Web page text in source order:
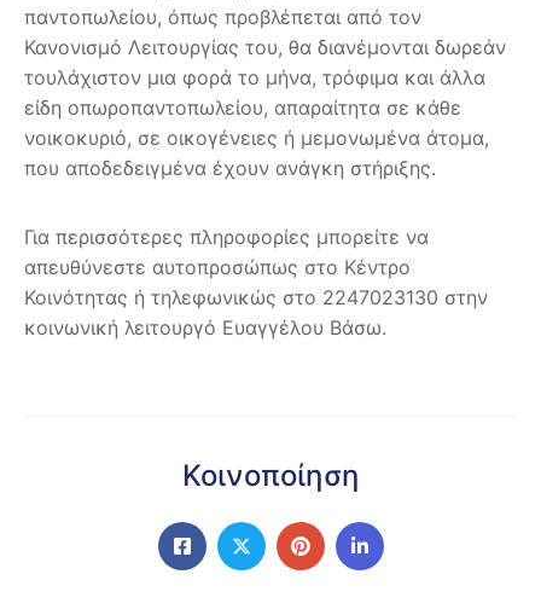
παντοπωλείου, όπως προβλέπεται από τον
Κανονισμό Λειτουργίας του, θα διανέμονται δωρεάν
τουλάχιστον μια φορά το μήνα, τρόφιμα και άλλα
είδη οπωροπαντοπωλείου, απαραίτητα σε κάθε
νοικοκυριό, σε οικογένειες ή μεμονωμένα άτομα,
που αποδεδειγμένα έχουν ανάγκη στήριξης.
Για περισσότερες πληροφορίες μπορείτε να
απευθύνεστε αυτοπροσώπως στο Κέντρο
Κοινότητας ή τηλεφωνικώς στο 2247023130 στην
κοινωνική λειτουργό Ευαγγέλου Βάσω.
Κοινοποίηση